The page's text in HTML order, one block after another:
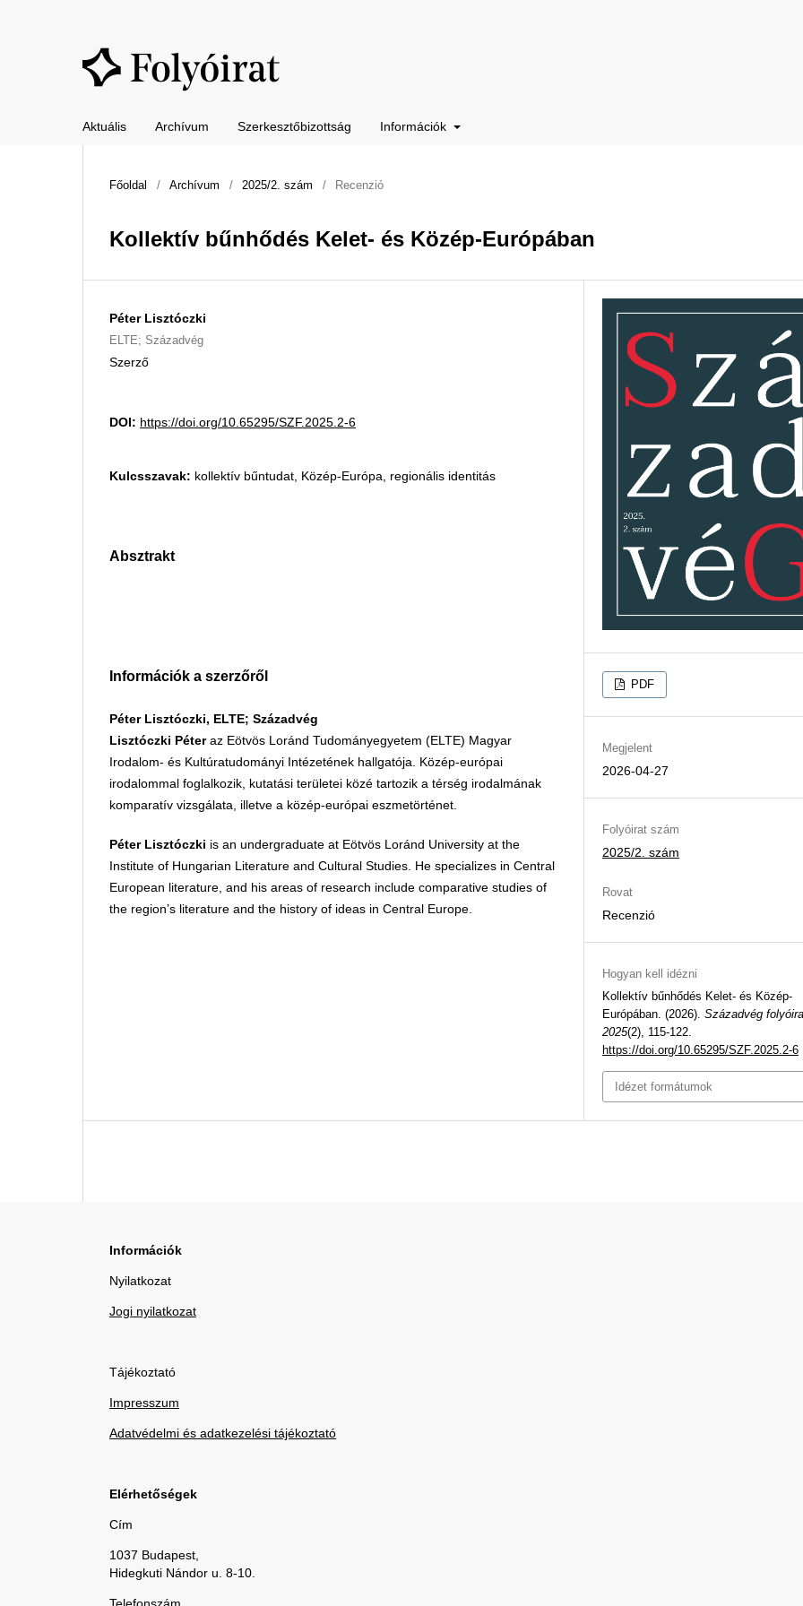
Aktuális Archívum Szerkesztőbizottság Információk
Főoldal / Archívum / 2025/2. szám / Recenzió
Kollektív bűnhődés Kelet- és Közép-Európában
Péter Lisztóczki
ELTE; Századvég
Szerző
DOI: https://doi.org/10.65295/SZF.2025.2-6
Kulcsszavak: kollektív bűntudat, Közép-Európa, regionális identitás
Absztrakt
Információk a szerzőről
Péter Lisztóczki, ELTE; Századvég
Lisztóczki Péteraz Eötvös Loránd Tudományegyetem (ELTE) Magyar
Irodalom- és Kultúratudományi Intézetének hallgatója. Közép-európai
irodalommal foglalkozik, kutatási területei közé tartozik a térség irodalmának
komparatív vizsgálata, illetve a közép-európai eszmetörténet.
Péter Lisztóczki is an undergraduate at Eötvös Loránd University at the
Institute of Hungarian Literature and Cultural Studies. He specializes in Central
European literature, and his areas of research include comparative studies of
the region’s literature and the history of ideas in Central Europe.
PDF
Megjelent
2026-04-27
Folyóirat szám
2025/2. szám
Rovat
Recenzió
Hogyan kell idézni
Kollektív bűnhődés Kelet- és Közép-
Európában. (2026).Századvég
2025(2), 115-122.
https://doi.org/10.65295/SZF.2025.2-6
Idézet formátumok
Információk
Nyilatkozat
Jogi nyilatkozat
Tájékoztató
Impresszum
Adatvédelmi és adatkezelési tájékoztató
Elérhetőségek
Cím
1037 Budapest,
Hidegkuti Nándor u. 8-10.